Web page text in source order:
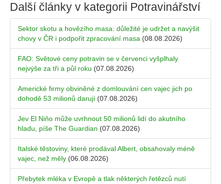
Další články v kategorii Potravinářství
Sektor skotu a hovězího masa: důležité je udržet a navýšit
chovy v ČR i podpořit zpracování masa (08.08.2026)
FAO: Světové ceny potravin se v červenci vyšplhaly
nejvýše za tři a půl roku (07.08.2026)
Americké firmy obviněné z domlouvání cen vajec jich po
dohodě 53 milionů darují (07.08.2026)
Jev El Niňo může uvrhnout 50 milionů lidí do akutního
hladu, píše The Guardian (07.08.2026)
Italské těstoviny, které prodával Albert, obsahovaly méně
vajec, než měly (06.08.2026)
Přebytek mléka v Evropě a tlak některých řetězců nutí